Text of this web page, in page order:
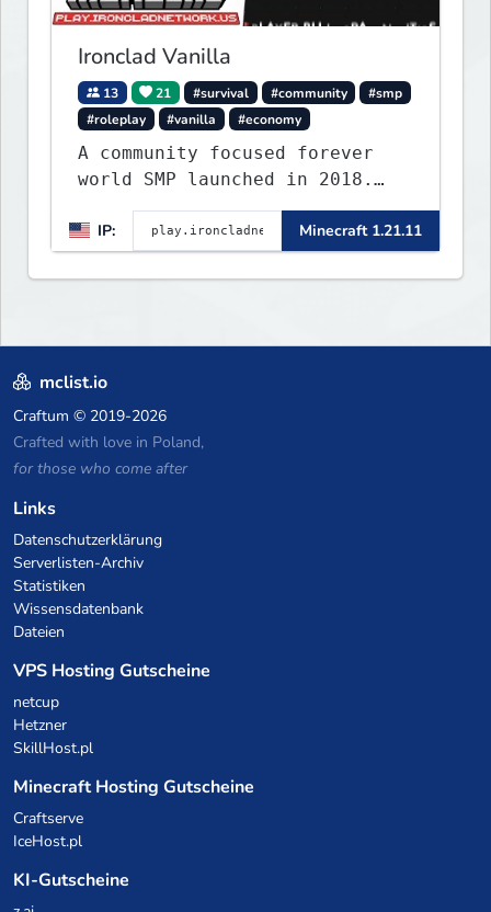
Ironclad Vanilla
13 21 #survival #community
#smp
#roleplay
#vanilla #economy
A community focused forever
world SMP launched in 2018.
functioning spawn cities with
no spawned in items or cheats.
IP: Minecraft 1.21.11
mclist.io
Craftum © 2019-2026
Crafted with love in Poland,
for those who come after
Links
Datenschutzerklärung
Serverlisten-Archiv
Statistiken
Wissensdatenbank
Dateien
VPS Hosting Gutscheine
netcup
Hetzner
SkillHost.pl
Minecraft Hosting Gutscheine
Craftserve
IceHost.pl
KI-Gutscheine